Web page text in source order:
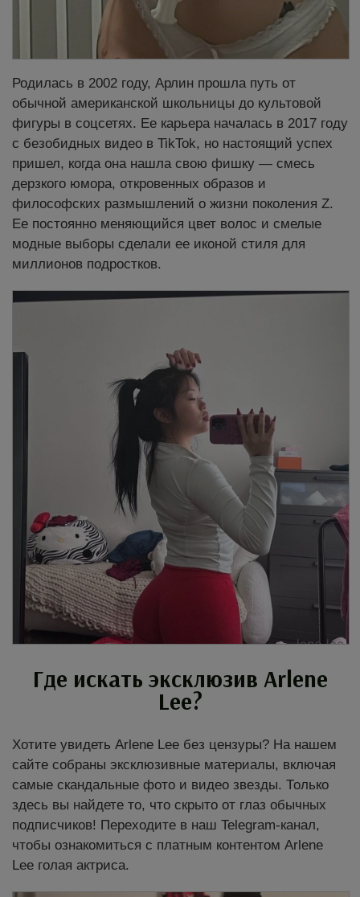
Родилась в 2002 году, Арлин прошла путь от
обычной американской школьницы до культовой
фигуры в соцсетях. Ее карьера началась в 2017 году
с безобидных видео в TikTok, но настоящий успех
пришел, когда она нашла свою фишку — смесь
дерзкого юмора, откровенных образов и
философских размышлений о жизни поколения Z.
Ее постоянно меняющийся цвет волос и смелые
модные выборы сделали ее иконой стиля для
миллионов подростков.
Где искать эксклюзив Arlene
Lee?
Хотите увидеть Arlene Lee без цензуры? На нашем
сайте собраны эксклюзивные материалы, включая
самые скандальные фото и видео звезды. Только
здесь вы найдете то, что скрыто от глаз обычных
подписчиков! Переходите в наш Telegram-канал,
чтобы ознакомиться с платным контентом Arlene
Lee голая актриса.